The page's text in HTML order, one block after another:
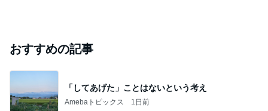
おすすめの記事
「してあげた」ことはないという考え
Amebaトピックス 1日前